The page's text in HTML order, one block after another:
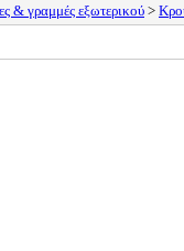
& γραμμές εξωτερικού >